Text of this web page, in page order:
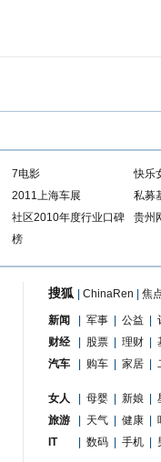
7电影
快乐
2011上海车展
私募
社区2010年度行业口碑
榜
贵州
搜狐 ChinaRen 焦
新闻 军事 公益
财经
股票 理财
汽车
购车 家居
女人 母婴 新娘
旅游
天气 健康
IT
数码 手机